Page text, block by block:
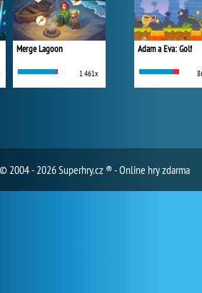
Merge Lagoon
1 461x
Adam a Eva: Golf
© 2004 - 2026 Superhry.cz ® - Online hry zdarma